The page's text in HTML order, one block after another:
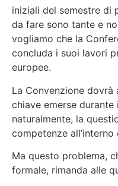
iniziali del semestre di
da fare sono tante e
vogliamo che la
concluda i suoi lavori
europee.
La Convenzione
chiave emerse
naturalmente, la
competenze all’interno
Ma questo problema,
formale, rimanda alle